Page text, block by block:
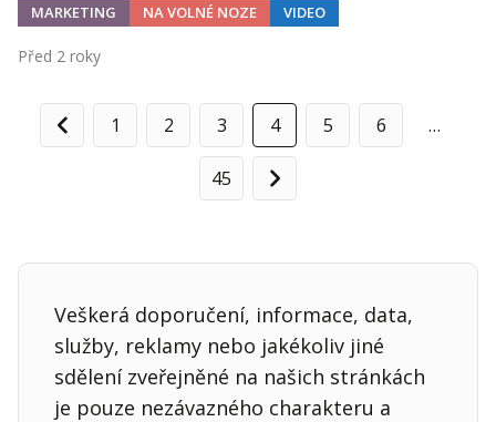
MARKETING NA VOLNÉ NOZE VIDEO
Před 2 roky
Předchozí
1 2 3 4 5 6 …
45
Další
Veškerá doporučení, informace, data,
služby, reklamy nebo jakékoliv jiné
sdělení zveřejněné na našich stránkách
je pouze nezávazného charakteru a